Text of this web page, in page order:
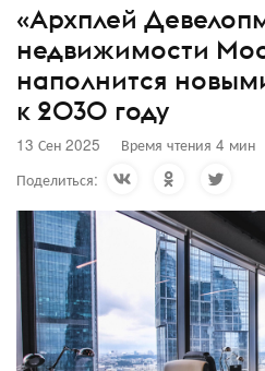
«Архплей
недвижимости
наполнится
к 2030 году
13 Сен 2025 Время чтения 4 мин
Поделиться: